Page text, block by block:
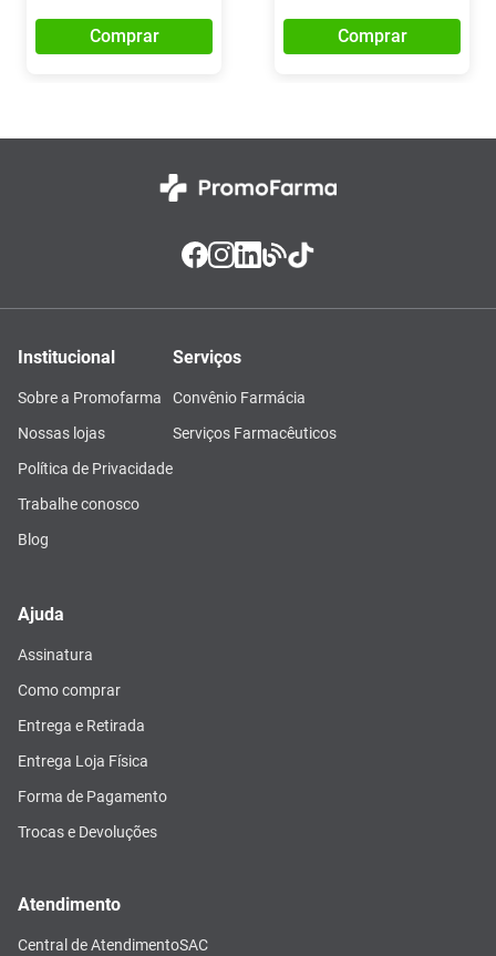
Comprar Comprar
Institucional
Sobre a Promofarma
Nossas lojas
Política de Privacidade
Trabalhe conosco
Blog
Serviços
Convênio Farmácia
Serviços Farmacêuticos
Ajuda
Assinatura
Como comprar
Entrega e Retirada
Entrega Loja Física
Forma de Pagamento
Trocas e Devoluções
Atendimento
Central de AtendimentoSAC